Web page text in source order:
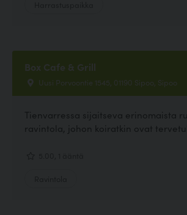
Box Cafe & Grill
Uusi Porvoontie 1545, 01190 Sipoo, Sipoo
Tienvarressa sijaitseva erinomaista
ravintola, johon koiratkin ovat